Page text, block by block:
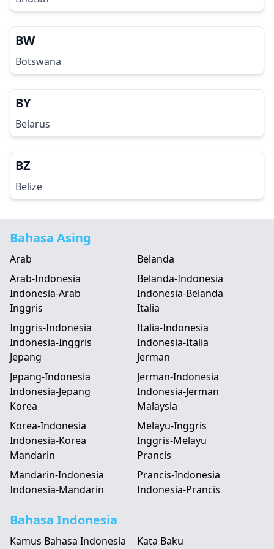
BW
Botswana
BY
Belarus
BZ
Belize
Bahasa Asing
Arab
Arab-Indonesia
Indonesia-Arab
Belanda
Belanda-Indonesia
Indonesia-Belanda
Inggris
Inggris-Indonesia
Indonesia-Inggris
Italia
Italia-Indonesia
Indonesia-Italia
Jepang
Jepang-Indonesia
Indonesia-Jepang
Jerman
Jerman-Indonesia
Indonesia-Jerman
Korea
Korea-Indonesia
Indonesia-Korea
Malaysia
Melayu-Inggris
Inggris-Melayu
Mandarin
Mandarin-Indonesia
Indonesia-Mandarin
Prancis
Prancis-Indonesia
Indonesia-Prancis
Bahasa Indonesia
Kamus Bahasa Indonesia
Kata Baku